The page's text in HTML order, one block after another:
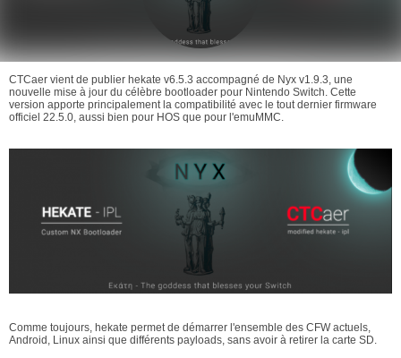
CTCaer vient de publier hekate v6.5.3 accompagné de Nyx v1.9.3, une
nouvelle mise à jour du célèbre bootloader pour Nintendo Switch. Cette
version apporte principalement la compatibilité avec le tout dernier firmware
officiel 22.5.0, aussi bien pour HOS que pour l'emuMMC.
Comme toujours, hekate permet de démarrer l'ensemble des CFW actuels,
Android, Linux ainsi que différents payloads, sans avoir à retirer la carte SD.